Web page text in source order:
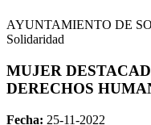
AYUNTAMIENTO DE
Solidaridad
MUJER
DERECHOS
Fecha: 25-11-2022